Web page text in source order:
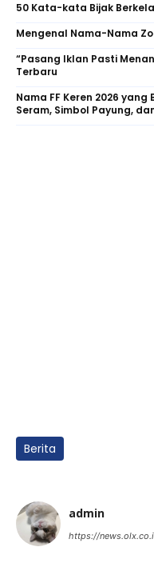
50 Kata-kata Bijak
Mengenal Nama-Nama
“Pasang Iklan Pasti
Terbaru
Nama FF Keren 2026
Seram, Simbol Payung,
Berita
admin
https://